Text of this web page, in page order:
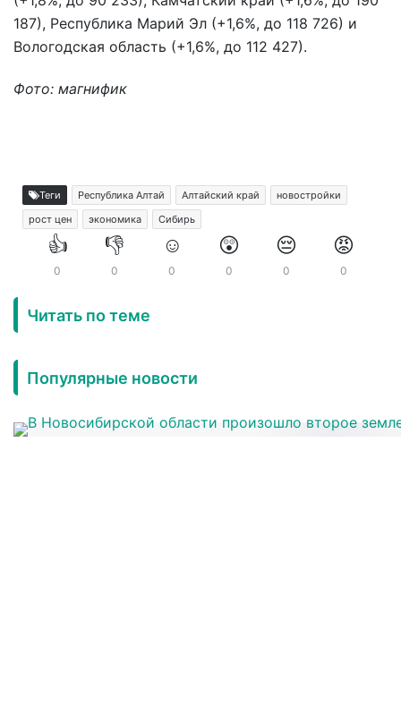
187), Республика Марий Эл (+1,6%, до 118 726) и
Вологодская область (+1,6%, до 112 427).
Фото: магнифик
Теги Республика Алтай Алтайский край
новостройки
рост цен
экономика Сибирь
👍
0
👎
0
☺️
0
😲
0
😔
0
😡
0
Читать по теме
Популярные новости